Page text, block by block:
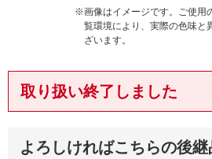
※画像はイメージです。ご使用
覧環境により、実際の色味と
ざいます。
取り扱い終了しました
よろしければこちらの後